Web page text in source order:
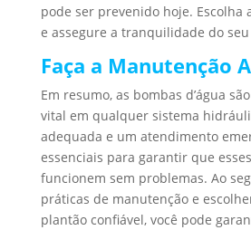
pode ser prevenido hoje. Escolha
e assegure a tranquilidade do
Faça a Manutenção
Em resumo, as bombas d’água
vital em qualquer sistema
adequada e um atendimento
essenciais para garantir que
funcionem sem problemas. Ao
práticas de manutenção e
plantão confiável, você pode